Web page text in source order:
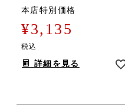
本店特別価格
¥3,135
税込
詳細を見る